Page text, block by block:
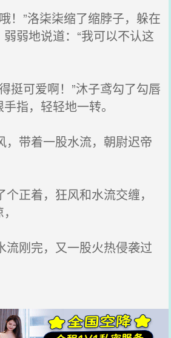
！”洛柒柒缩了缩脖子，躲在
弱地说道：“我可以不认这
挺可爱啊！”沐子鸢勾了勾唇
指，轻轻地一转。
带着一股水流，朝尉迟帝
正着，狂风和水流交缠，
刚完，又一股火热侵袭过